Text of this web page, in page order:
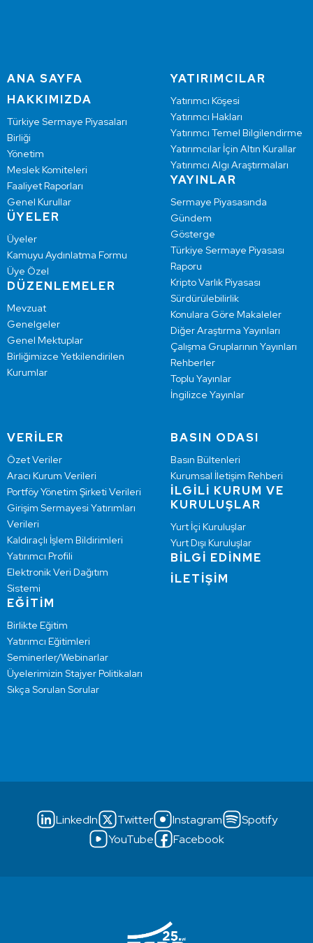
ANA SAYFA
HAKKIMIZDA
Türkiye Sermaye Piyasaları
Birliği
Yönetim
Meslek Komiteleri
Faaliyet Raporları
Genel Kurullar
ÜYELER
Üyeler
Kamuyu Aydınlatma Formu
Üye Özel
DÜZENLEMELER
Mevzuat
Genelgeler
Genel Mektuplar
Birliğimizce Yetkilendirilen
Kurumlar
YATIRIMCILAR
Yatırımcı Köşesi
Yatırımcı Hakları
Yatırımcı Temel Bilgilendirme
Yatırımcılar İçin Altın Kurallar
Yatırımcı Algı Araştırmaları
YAYINLAR
Sermaye Piyasasında
Gündem
Gösterge
Türkiye Sermaye Piyasası
Raporu
Kripto Varlık Piyasası
Sürdürülebilirlik
Konulara Göre Makaleler
Diğer Araştırma Yayınları
Çalışma Gruplarının Yayınları
Rehberler
Toplu Yayınlar
İngilizce Yayınlar
VERİLER
Özet Veriler
Aracı Kurum Verileri
Portföy Yönetim Şirketi Verileri
Girişim Sermayesi Yatırımları
Verileri
Kaldıraçlı İşlem Bildirimleri
Yatırımcı Profili
Elektronik Veri Dağıtım
Sistemi
EĞİTİM
Birlikte Eğitim
Yatırımcı Eğitimleri
Seminerler/Webinarlar
Üyelerimizin Stajyer Politikaları
Sıkça Sorulan Sorular
BASIN ODASI
Basın Bültenleri
Kurumsal İletişim Rehberi
İLGİLİ KURUM VE
KURULUŞLAR
Yurt İçi Kuruluşlar
Yurt Dışı Kuruluşlar
BİLGİ EDİNME
İLETİŞİM
LinkedIn Twitter Instagram
Spotify
YouTube
Facebook